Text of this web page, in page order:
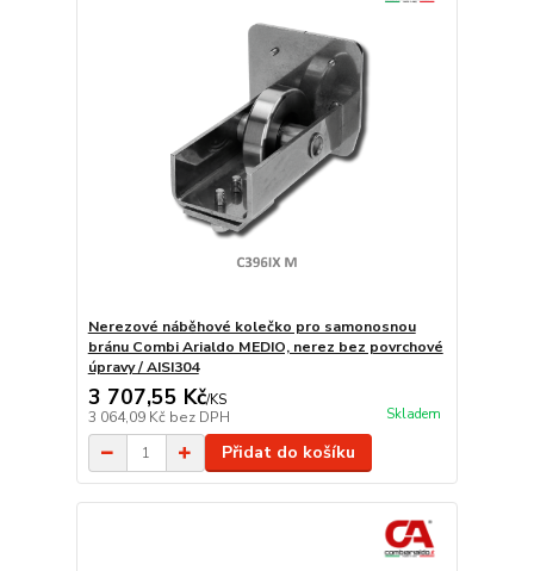
Nerezové náběhové kolečko pro samonosnou
bránu Combi Arialdo MEDIO, nerez bez povrchové
úpravy / AISI304
3 707,55 Kč/KS
3 064,09 Kč bez DPH Skladem
Přidat do košíku